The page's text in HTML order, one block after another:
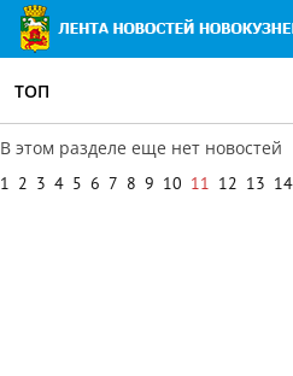
ТОП
В этом разделе еще нет новостей
1 2 3 4 5 6 7 8 9 10 11 12 13 14